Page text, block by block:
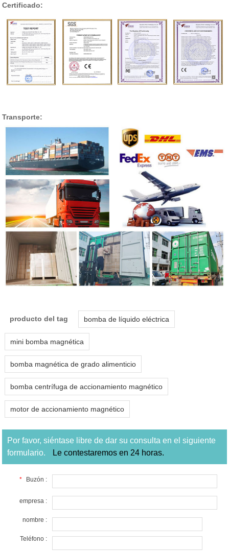
Certificado:
Transporte:
producto del tag bomba de líquido eléctrica
mini bomba magnética
bomba magnética de grado alimenticio
bomba centrífuga de accionamiento magnético
motor de accionamiento magnético
Por favor, siéntase libre de dar su consulta en el siguiente
formulario.
Le contestaremos en 24 horas.
* Buzón :
empresa :
nombre :
Teléfono :